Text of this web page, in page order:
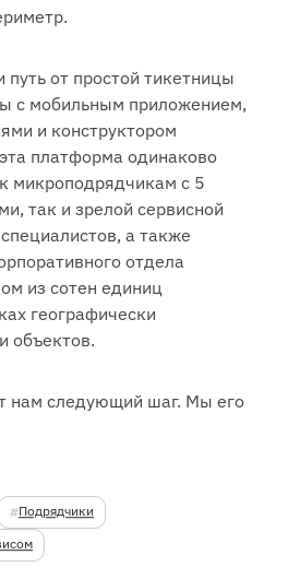
от простой тикетницы
с мобильным приложением,
и конструктором
платформа одинаково
микроподрядчикам с 5
так и зрелой сервисной
а также
отдела
из сотен единиц
географически
объектов.
нам следующий шаг. Мы его
Подрядчики